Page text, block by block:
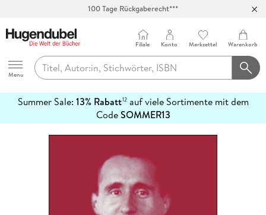
100 Tage Rückgaberecht***
Hugendubel
Menu
Filiale Konto Merkzettel Warenkorb
Summer Sale: 13% Rabatt12auf viele Sortimente mit dem
CodeSOMMER13
erfahren